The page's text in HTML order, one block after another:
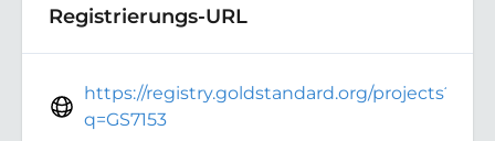
Registrierungs-URL
https://registry.goldstandard.org/projects?
q=GS7153